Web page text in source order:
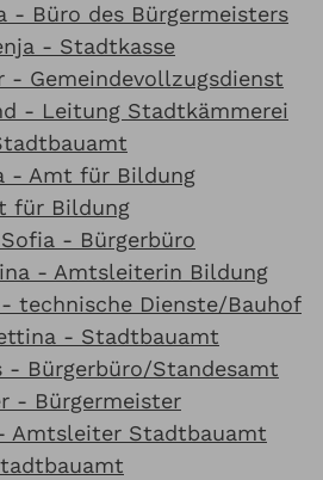
- Büro des Bürgermeisters
- Stadtkasse
- Gemeindevollzugsdienst
- Leitung Stadtkämmerei
- Amt für Bildung
für Bildung
- Bürgerbüro
- Amtsleiterin Bildung
technische Dienste/Bauhof
- Stadtbauamt
- Bürgerbüro/Standesamt
- Bürgermeister
Amtsleiter Stadtbauamt